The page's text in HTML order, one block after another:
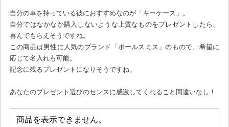
自分の車を持っている彼におすすめなのが「キーケース」。
自分ではなかなか購入しないような上質なものをプレゼントしたら、
喜んでもらえそうですね。
この商品は男性に人気のブランド「ポールスミス」のもので、希望に
応じて名入れも可能。
記念に残るプレゼントになりそうですね。
あなたのプレゼント選びのセンスに感激してくれること間違いなし！